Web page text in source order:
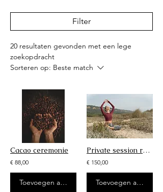
Filter
20 resultaten gevonden met een lege
zoekopdracht
Sorteren op: Beste match
Cacao ceremonie
€ 88,00
Toevoegen aan winkelwagen
Private session rust, ruimte en vrijheid
€ 150,00
Toevoegen aan